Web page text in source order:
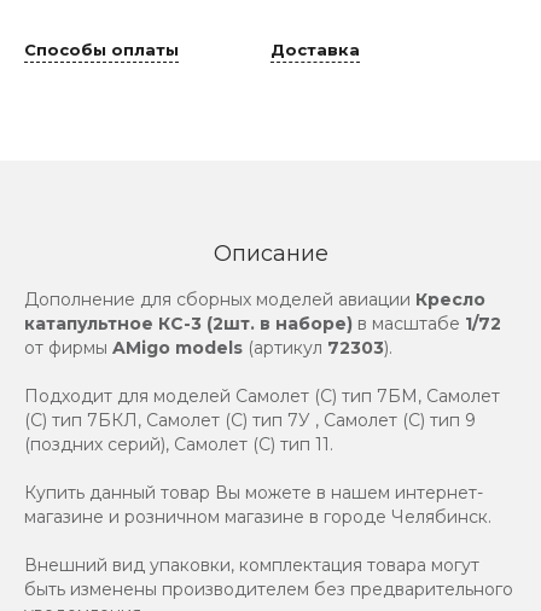
Способы оплаты Доставка
Описание
Дополнение для сборных моделей авиации Кресло
катапультное КС-3 (2шт. в наборе) в масштабе 1/72
от фирмы AMigo models (артикул 72303).
Подходит для моделей Самолет (С) тип 7БМ, Самолет
(С) тип 7БКЛ, Самолет (С) тип 7У , Самолет (С) тип 9
(поздних серий), Самолет (С) тип 11.
Купить данный товар Вы можете в нашем интернет-
магазине и розничном магазине в городе Челябинск.
Внешний вид упаковки, комплектация товара могут
быть изменены производителем без предварительного